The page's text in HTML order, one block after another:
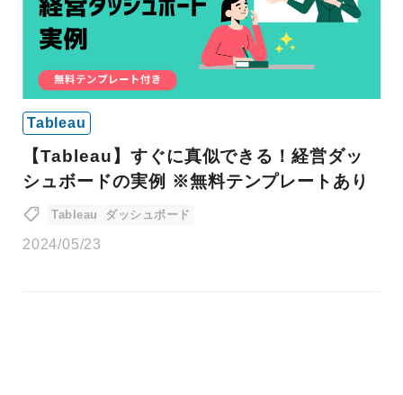
Tableau
【Tableau】すぐに真似できる！経営ダッ
シュボードの実例 ※無料テンプレートあり
Tableau ダッシュボード
2024/05/23